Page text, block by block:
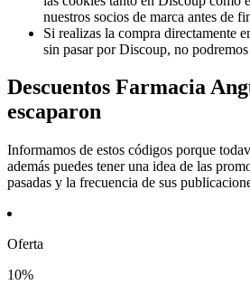
nuestros socios de marca antes de
Si realizas la compra directamente
sin pasar por Discoup, no
Descuentos Farmacia
escaparon
Informamos de estos códigos porque
además puedes tener una idea de las
pasadas y la frecuencia de sus
Oferta
10%